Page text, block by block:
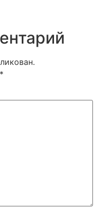
*